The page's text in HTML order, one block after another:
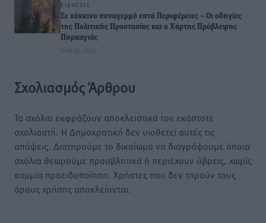
ΕΙΔΉΣΕΙΣ
Σε κόκκινο συναγερμό επτά Περιφέρειες – Οι οδηγίες
της Πολιτικής Προστασίας και ο Χάρτης Πρόβλεψης
Πυρκαγιάς
10.08.26 · 09:37
Σχολιασμός Άρθρου
Τα σχόλια εκφράζουν αποκλειστικά τον εκάστοτε
σχολιαστή. Η Δημοκρατική δεν υιοθετεί αυτές τις
απόψεις. Διατηρούμε το δικαίωμα να διαγράψουμε όποια
σχόλια θεωρούμε προσβλητικά ή περιέχουν ύβρεις, χωρίς
καμμία προειδοποίηση. Χρήστες που δεν τηρούν τους
όρους χρήσης αποκλείονται.